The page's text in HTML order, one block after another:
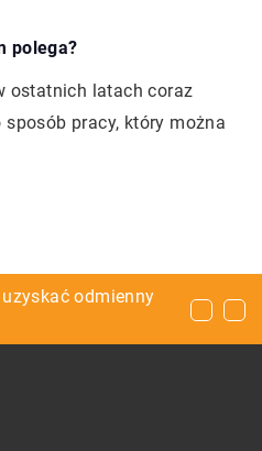
polega?
ostatnich latach coraz
pracy, który można
twarzy?
odmienny